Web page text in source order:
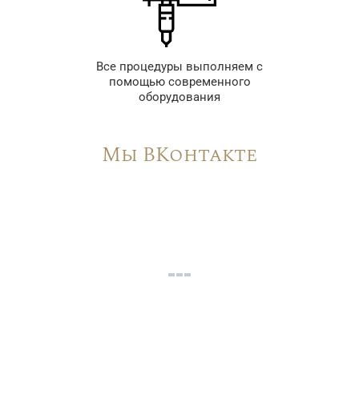
Все процедуры выполняем с
помощью современного
оборудования
Мы ВКонтакте